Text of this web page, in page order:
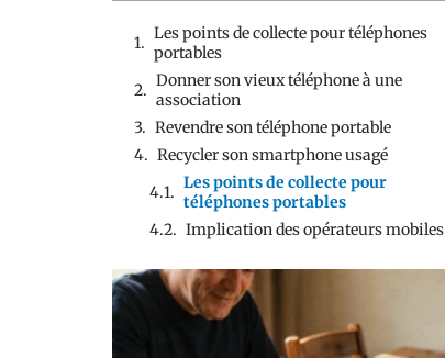
Les points de collecte pour téléphones
portables
Donner son vieux téléphone à une
association
Revendre son téléphone portable
Recycler son smartphone usagé
Les points de collecte pour
téléphones portables
Implication des opérateurs mobiles